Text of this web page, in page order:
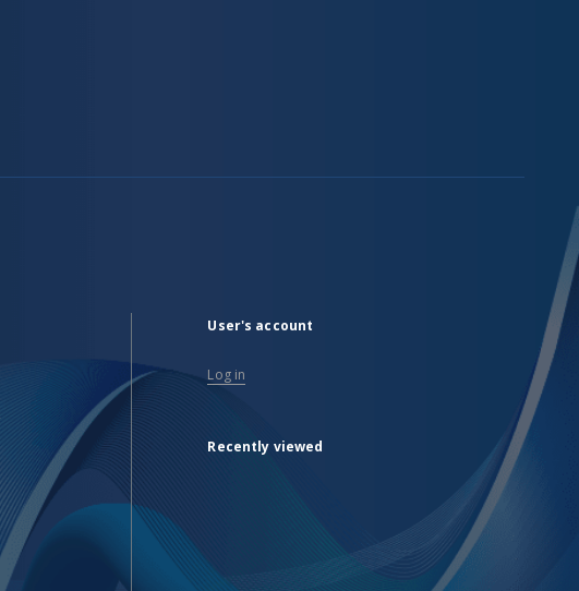
User's account
Log in
Recently viewed